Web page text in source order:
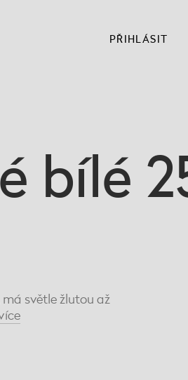
PŘIHLÁSIT
bílé
světle žlutou až